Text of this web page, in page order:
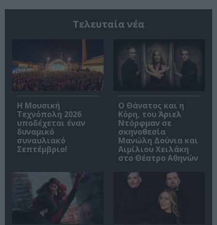
Τελευταία νέα
Η Μουσική
Τεχνόπολη 2026
υποδέχεται έναν
δυναμικό
συναυλιακό
Σεπτέμβριο!
Ο Θάνατος και η
Κόρη, του Άριελ
Ντόρφμαν σε
σκηνοθεσία
Μανώλη Δούνια και
Αιμίλιου Χειλάκη
στο Θέατρο Αθηνών